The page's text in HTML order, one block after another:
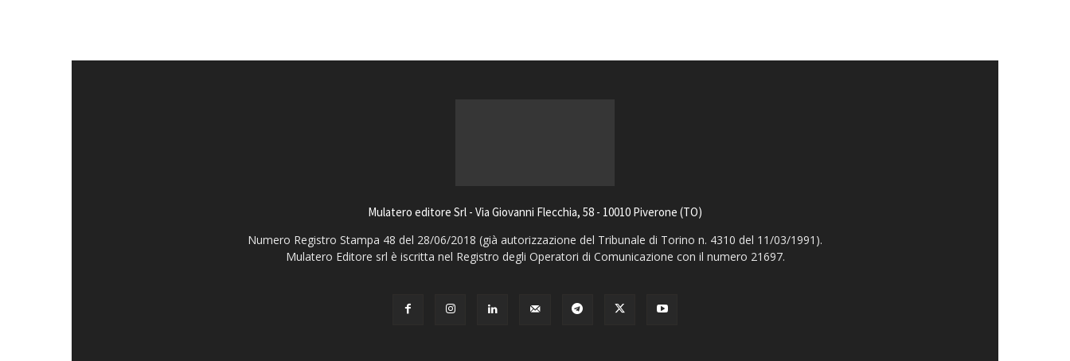
Mulatero editore Srl - Via Giovanni Flecchia, 58 - 10010 Piverone (TO)
Numero Registro Stampa 48 del 28/06/2018 (già autorizzazione del Tribunale di Torino n. 4310 del 11/03/1991).
Mulatero Editore srl è iscritta nel Registro degli Operatori di Comunicazione con il numero 21697.